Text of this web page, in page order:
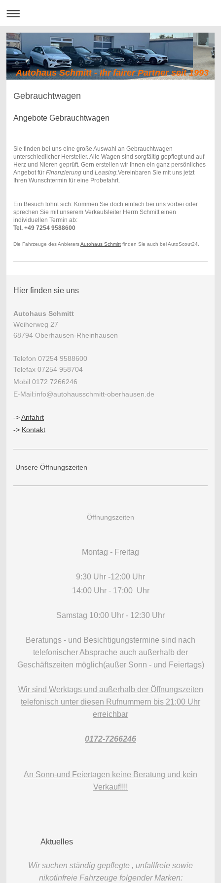
Autohaus Schmitt - Ihr fairer Partner seit 1993
Gebrauchtwagen
Angebote Gebrauchtwagen
Sie finden bei uns eine große Auswahl an Gebrauchtwagen
unterschiedlicher Hersteller. Alle Wagen sind sorgfältig gepflegt und auf
Herz und Nieren geprüft. Gern erstellen wir Ihnen ein ganz persönliches
Angebot für Finanzierungund Leasing. Vereinbaren Sie mit uns jetzt
Ihren Wunschtermin für eine Probefahrt.
Ein Besuch lohnt sich: Kommen Sie doch einfach bei uns vorbei oder
sprechen Sie mit unserem Verkaufsleiter Herrn Schmitt einen
individuellen Termin ab:
Tel. +49 7254 9588600
Die Fahrzeuge des AnbietersAutohaus Schmittfinden Sie auch bei AutoScout24.
Hier finden sie uns
Autohaus Schmitt
Weiherweg 27
68794 Oberhausen-Rheinhausen
Telefon 07254 9588600
Telefax 07254 958704
Mobil 0172 7266246
E-Mail:info@autohausschmitt-oberhausen.de
->Anfahrt
-> Kontakt
Unsere Öffnungszeiten
Öffnungszeiten
Montag - Freitag
9:30 Uhr -12:00 Uhr
14:00 Uhr - 17:00 Uhr
Samstag 10:00 Uhr - 12:30 Uhr
Beratungs - und Besichtigungstermine sind nach
telefonischer Absprache auch außerhalb der
Geschäftszeiten möglich(außer Sonn - und Feiertags)
Wir sind Werktags und außerhalb der Öffnungszeiten
telefonisch unter diesen Rufnummern bis 21:00 Uhr
erreichbar
0172-7266246
An Sonn-und Feiertagen keine Beratung und kein
Verkauf!!!!
Aktuelles
Wir suchen ständig gepflegte , unfallfreie sowie
nikotinfreie Fahrzeuge folgender Marken: